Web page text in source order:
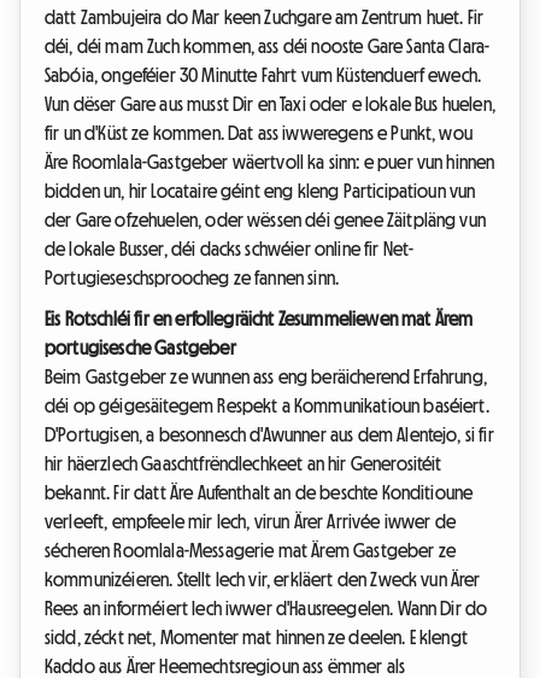
datt Zambujeira do Mar keen Zuchgare am Zentrum huet. Fir
déi, déi mam Zuch kommen, ass déi nooste Gare Santa Clara-
Sabóia, ongeféier 30 Minutte Fahrt vum Küstenduerf ewech.
Vun dëser Gare aus musst Dir en Taxi oder e lokale Bus huelen,
fir un d'Küst ze kommen. Dat ass iwweregens e Punkt, wou
Äre Roomlala-Gastgeber wäertvoll ka sinn: e puer vun hinnen
bidden un, hir Locataire géint eng kleng Participatioun vun
der Gare ofzehuelen, oder wëssen déi genee Zäitpläng vun
de lokale Busser, déi dacks schwéier online fir Net-
Portugieseschsproocheg ze fannen sinn.
Eis Rotschléi fir en erfollegräicht Zesummeliewen mat Ärem
portugisesche Gastgeber
Beim Gastgeber ze wunnen ass eng beräicherend Erfahrung,
déi op géigesäitegem Respekt a Kommunikatioun baséiert.
D'Portugisen, a besonnesch d'Awunner aus dem Alentejo, si fir
hir häerzlech Gaaschtfrëndlechkeet an hir Generositéit
bekannt. Fir datt Äre Aufenthalt an de beschte Konditioune
verleeft, empfeele mir Iech, virun Ärer Arrivée iwwer de
sécheren Roomlala-Messagerie mat Ärem Gastgeber ze
kommunizéieren. Stellt Iech vir, erkläert den Zweck vun Ärer
Rees an informéiert Iech iwwer d'Hausreegelen. Wann Dir do
sidd, zéckt net, Momenter mat hinnen ze deelen. E klengt
Kaddo aus Ärer Heemechtsregioun ass ëmmer als